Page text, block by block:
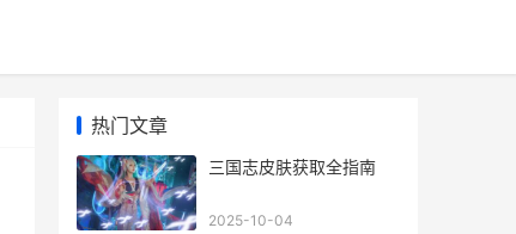
热门文章
三国志皮肤获取全指南
2025-10-04